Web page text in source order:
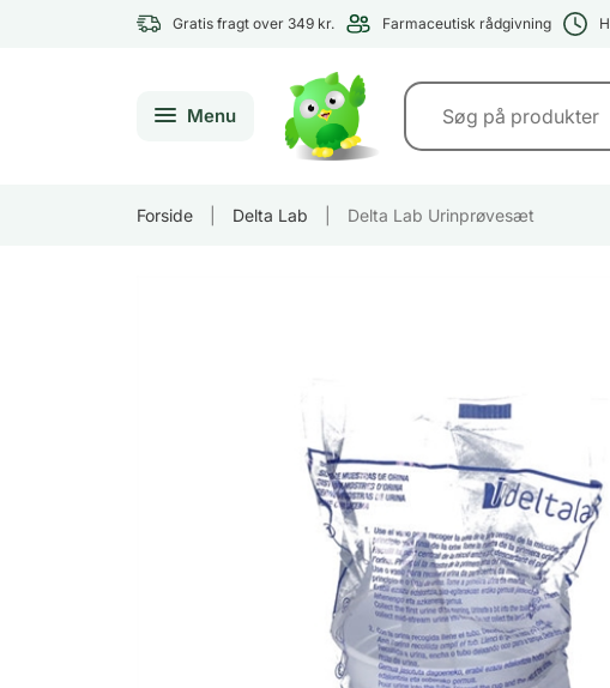
Gratis fragt over 349 kr. Farmaceutisk rådgivning
Menu
Forside Delta Lab Delta Lab Urinprøvesæt